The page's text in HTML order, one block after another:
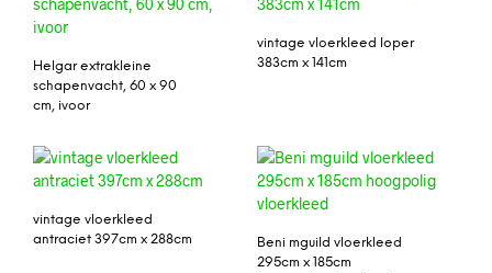
Helgar extrakleine
schapenvacht, 60 x 90
cm, ivoor
vintage vloerkleed loper
383cm x 141cm
vintage vloerkleed
antraciet 397cm x 288cm
Beni mguild vloerkleed
295cm x 185cm